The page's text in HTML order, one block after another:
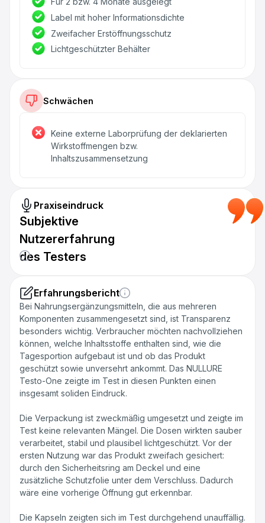
Label mit hoher Informationsdichte
Zweifacher Erstöffnungsschutz
Lichtgeschützter Behälter
Schwächen
Keine externe Laborprüfung der deklarierten
Wirkstoffmengen bzw.
Inhaltszusammensetzung
Praxiseindruck
Subjektive
Nutzererfahrung
des Testers
Erfahrungsbericht
Bei Nahrungsergänzungsmitteln, die aus mehreren
Komponenten zusammengesetzt sind, ist Transparenz
besonders wichtig. Verbraucher möchten nachvollziehen
können, welche Inhaltsstoffe enthalten sind, wie die
Tagesportion aufgebaut ist und ob das Produkt
geschützt sowie unversehrt ankommt. Das NULLURE
Testo-One zeigte im Test in diesen Punkten einen
insgesamt soliden Eindruck.
Die Verpackung ist zweckmäßig umgesetzt und zeigte im
Test keine relevanten Mängel. Die Dosen wirkten sauber
verarbeitet, stabil und plausibel lichtgeschützt. Vor der
ersten Nutzung war das Produkt zweifach gesichert:
durch den Sicherheitsring am Deckel und eine
zusätzliche Schutzfolie unter dem Verschluss. Dadurch
wäre eine vorherige Öffnung gut erkennbar.
Die Kapseln zeigten sich im Test durchgehend unauffällig.